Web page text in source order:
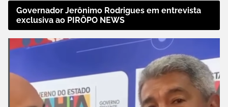
Governador Jerônimo Rodrigues em entrevista
exclusiva ao PIRÔPO NEWS